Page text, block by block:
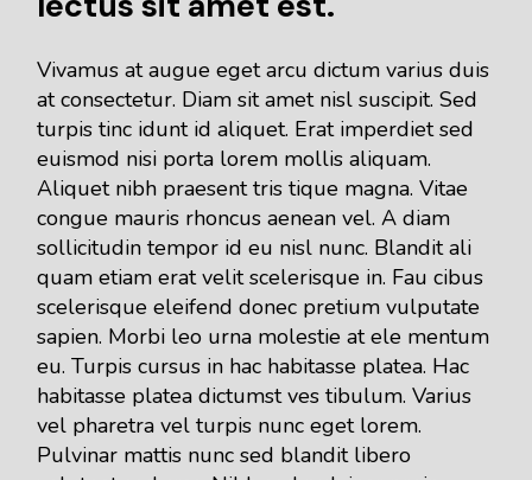
Vivamus at augue eget arcu dictum varius duis
at consectetur. Diam sit amet nisl suscipit. Sed
turpis tinc idunt id aliquet. Erat imperdiet sed
euismod nisi porta lorem mollis aliquam.
Aliquet nibh praesent tris tique magna. Vitae
congue mauris rhoncus aenean vel. A diam
sollicitudin tempor id eu nisl nunc. Blandit ali
quam etiam erat velit scelerisque in. Fau cibus
scelerisque eleifend donec pretium vulputate
sapien. Morbi leo urna molestie at ele mentum
eu. Turpis cursus in hac habitasse platea. Hac
habitasse platea dictumst ves tibulum. Varius
vel pharetra vel turpis nunc eget lorem.
Pulvinar mattis nunc sed blandit libero